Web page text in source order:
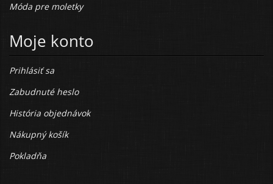
Móda pre moletky
Moje konto
Prihlásiť sa
Zabudnuté heslo
História objednávok
Nákupný košík
Pokladňa